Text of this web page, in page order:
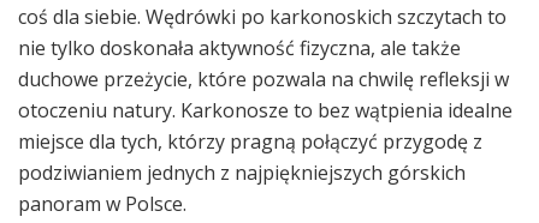
coś dla siebie. Wędrówki po karkonoskich szczytach to
nie tylko doskonała aktywność fizyczna, ale także
duchowe przeżycie, które pozwala na chwilę refleksji w
otoczeniu natury. Karkonosze to bez wątpienia idealne
miejsce dla tych, którzy pragną połączyć przygodę z
podziwianiem jednych z najpiękniejszych górskich
panoram w Polsce.